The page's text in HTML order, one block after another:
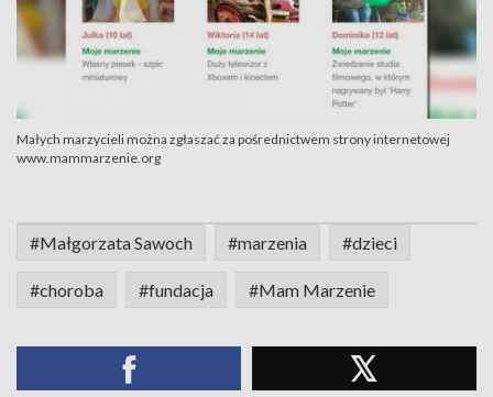
Małych marzycieli można zgłaszać za pośrednictwem strony internetowej
www.mammarzenie.org
#Małgorzata Sawoch #marzenia #dzieci
#choroba #fundacja #Mam Marzenie